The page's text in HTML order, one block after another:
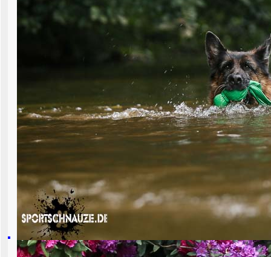
D-Wurf
V: V VA Quattro von der
Zur